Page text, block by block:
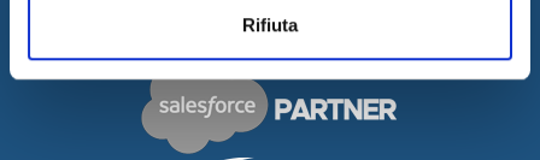
Rifiuta